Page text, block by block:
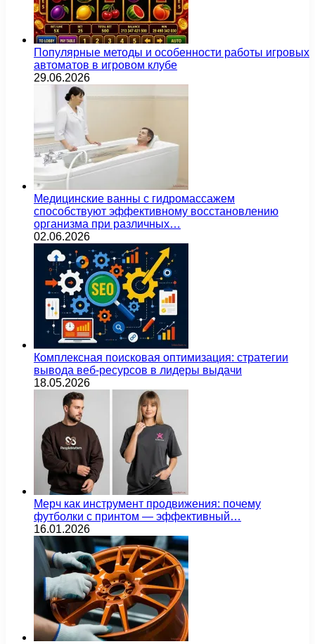
Популярные методы и особенности работы игровых
автоматов в игровом клубе
29.06.2026
Медицинские ванны с гидромассажем
способствуют эффективному восстановлению
организма при различных…
02.06.2026
Комплексная поисковая оптимизация: стратегии
вывода веб-ресурсов в лидеры выдачи
18.05.2026
Мерч как инструмент продвижения: почему
футболки с принтом — эффективный…
16.01.2026